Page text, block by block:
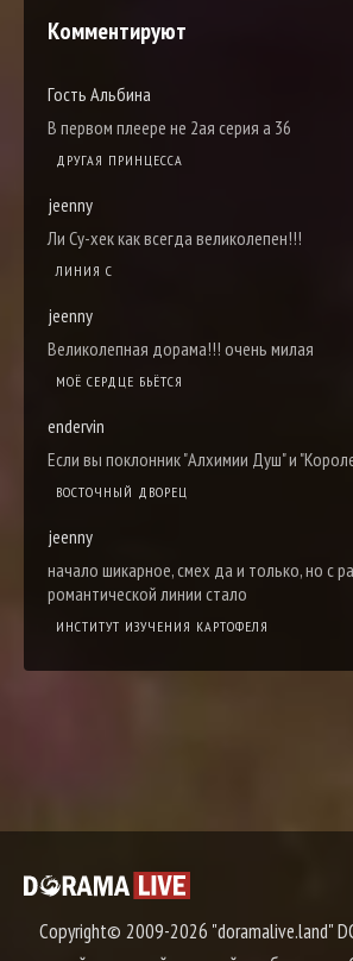
Комментируют
Гость Альбина
В первом плеере не 2ая серия а 36
ДРУГАЯ ПРИНЦЕССА
jeenny
Ли Су-хек как всегда великолепен!!!
ЛИНИЯ С
jeenny
Великолепная дорама!!! очень милая
МОЁ СЕРДЦЕ БЬЁТСЯ
endervin
Если вы поклонник "Алхимии Душ" и
ВОСТОЧНЫЙ ДВОРЕЦ
jeenny
начало шикарное, смех да и только, но с
романтической линии стало
ИНСТИТУТ ИЗУЧЕНИЯ КАРТОФЕЛЯ
Copyright© 2009-2026 "doramalive.land"